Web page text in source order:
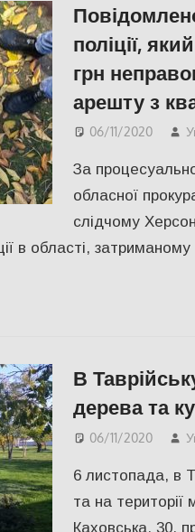
поліції,
грн
арешту з
06/11/2020
За
обласної
слідчому
в області, затриманому
В
дерева та
06/11/2020
6 листопада, в
та на території
Каховська, 30,